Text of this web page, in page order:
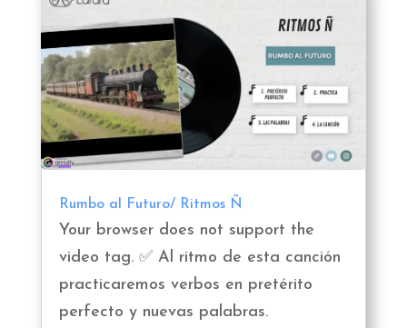
Rumbo al Futuro/ Ritmos Ñ
Your browser does not support the
video tag. ✅ Al ritmo de esta canción
practicaremos verbos en pretérito
perfecto y nuevas palabras.